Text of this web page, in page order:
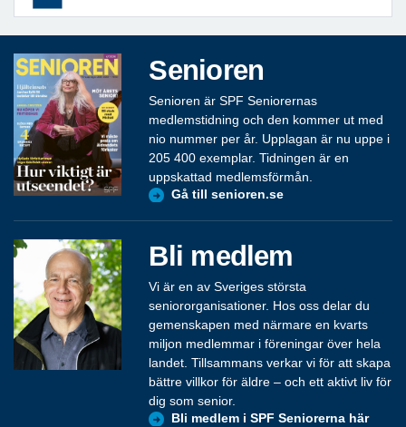
Senioren
Senioren är SPF Seniorernas
medlemstidning och den kommer ut med
nio nummer per år. Upplagan är nu uppe i
205 400 exemplar. Tidningen är en
uppskattad medlemsförmån.
Gå till senioren.se
Bli medlem
Vi är en av Sveriges största
seniororganisationer. Hos oss delar du
gemenskapen med närmare en kvarts
miljon medlemmar i föreningar över hela
landet. Tillsammans verkar vi för att skapa
bättre villkor för äldre – och ett aktivt liv för
dig som senior.
Bli medlem i SPF Seniorerna här